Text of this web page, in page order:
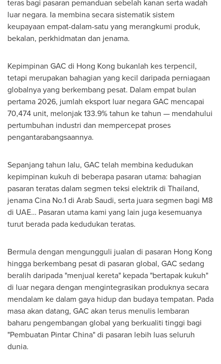
teras bagi pasaran pemanduan sebelah kanan serta wadah
luar negara. Ia membina secara sistematik sistem
keupayaan empat-dalam-satu yang merangkumi produk,
bekalan, perkhidmatan dan jenama.
Kepimpinan GAC di Hong Kong bukanlah kes terpencil,
tetapi merupakan bahagian yang kecil daripada perniagaan
globalnya yang berkembang pesat. Dalam empat bulan
pertama 2026, jumlah eksport luar negara GAC mencapai
70,474 unit, melonjak 133.9% tahun ke tahun — mendahului
pertumbuhan industri dan mempercepat proses
pengantarabangsaannya.
Sepanjang tahun lalu, GAC telah membina kedudukan
kepimpinan kukuh di beberapa pasaran utama: bahagian
pasaran teratas dalam segmen teksi elektrik di Thailand,
jenama Cina No.1 di Arab Saudi, serta juara segmen bagi M8
di UAE… Pasaran utama kami yang lain juga kesemuanya
turut berada pada kedudukan teratas.
Bermula dengan mengungguli jualan di pasaran Hong Kong
hingga berkembang pesat di pasaran global, GAC sedang
beralih daripada "menjual kereta" kepada "bertapak kukuh"
di luar negara dengan mengintegrasikan produknya secara
mendalam ke dalam gaya hidup dan budaya tempatan. Pada
masa akan datang, GAC akan terus menulis lembaran
baharu pengembangan global yang berkualiti tinggi bagi
"Pembuatan Pintar China" di pasaran lebih luas seluruh
dunia.